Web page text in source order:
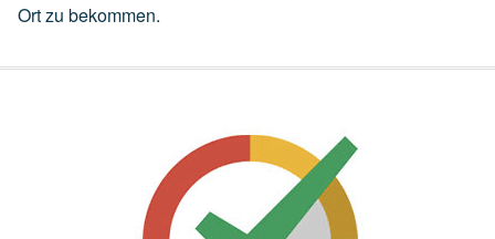
Ort zu bekommen.